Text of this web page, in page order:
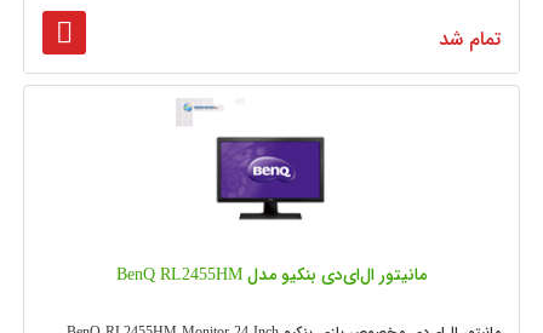
تمام شد
مانیتور ال‌ای‌دی بنکیو مدل BenQ RL2455HM